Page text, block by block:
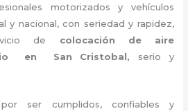
motorizados y vehículos
y nacional, con seriedad y rapidez,
de colocación de aire
en San Cristobal, serio y
por ser cumplidos, confiables y